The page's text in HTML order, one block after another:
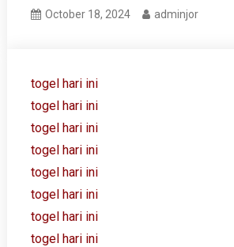
October 18, 2024 adminjor
togel hari ini
togel hari ini
togel hari ini
togel hari ini
togel hari ini
togel hari ini
togel hari ini
togel hari ini